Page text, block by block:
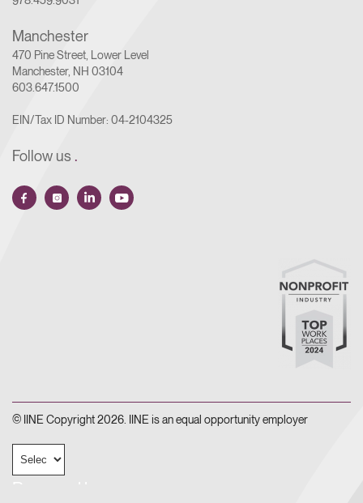
Manchester
470 Pine Street, Lower Level
Manchester, NH 03104
603.647.1500
EIN/Tax ID Number: 04-2104325
Follow us .
© IINE Copyright 2026. IINE is an equal opportunity employer
Powered by